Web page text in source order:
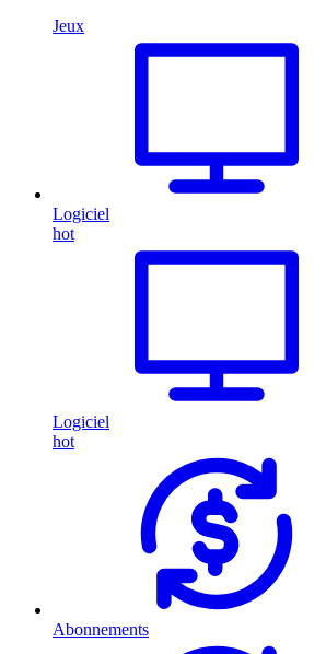
Jeux
Logiciel
hot
Logiciel
hot
Abonnements